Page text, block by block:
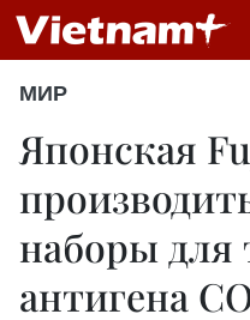
МИР
Японская
наборы для
антигена